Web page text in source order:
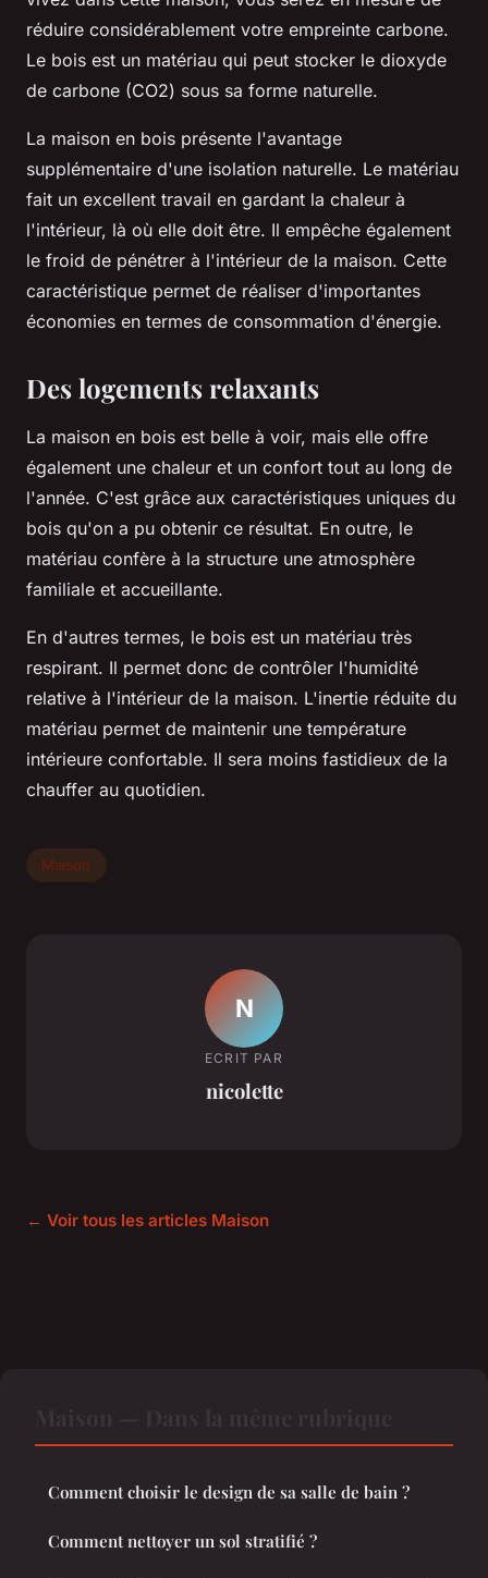
réduire considérablement votre empreinte carbone.
Le bois est un matériau qui peut stocker le dioxyde
de carbone (CO2) sous sa forme naturelle.
La maison en bois présente l'avantage
supplémentaire d'une isolation naturelle. Le matériau
fait un excellent travail en gardant la chaleur à
l'intérieur, là où elle doit être. Il empêche également
le froid de pénétrer à l'intérieur de la maison. Cette
caractéristique permet de réaliser d'importantes
économies en termes de consommation d'énergie.
Des logements relaxants
La maison en bois est belle à voir, mais elle offre
également une chaleur et un confort tout au long de
l'année. C'est grâce aux caractéristiques uniques du
bois qu'on a pu obtenir ce résultat. En outre, le
matériau confère à la structure une atmosphère
familiale et accueillante.
En d'autres termes, le bois est un matériau très
respirant. Il permet donc de contrôler l'humidité
relative à l'intérieur de la maison. L'inertie réduite du
matériau permet de maintenir une température
intérieure confortable. Il sera moins fastidieux de la
chauffer au quotidien.
Maison
N
ECRIT PAR
nicolette
← Voir tous les articles Maison
Comment choisir le design de sa salle de bain ?
Comment nettoyer un sol stratifié ?